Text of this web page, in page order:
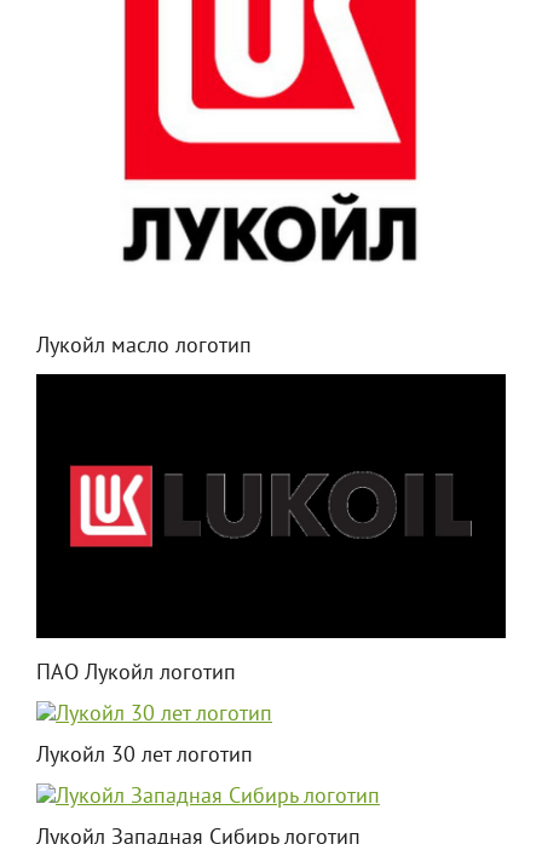
Лукойл масло логотип
ПАО Лукойл логотип
Лукойл 30 лет логотип